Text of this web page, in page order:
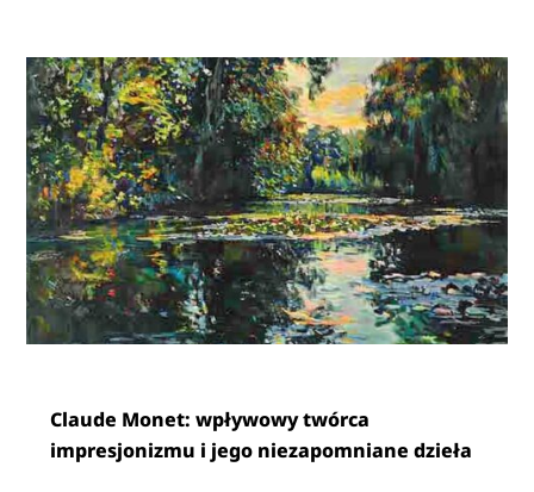
Claude Monet: wpływowy twórca
impresjonizmu i jego niezapomniane dzieła